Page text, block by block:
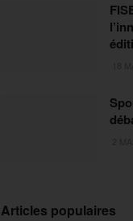
Articles populaires